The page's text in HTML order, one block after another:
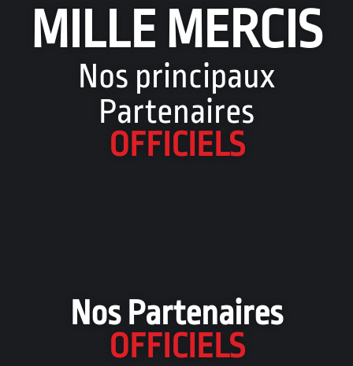
MILLE MERCIS
Nos principaux
Partenaires
OFFICIELS
Nos Partenaires
OFFICIELS